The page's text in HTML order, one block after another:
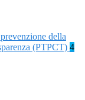
della
(PTPCT) 4